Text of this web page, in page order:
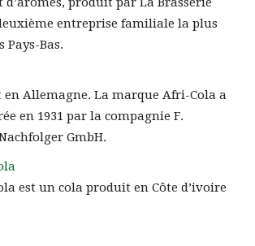
entreprise familiale la plus
Pays-Bas.
en Allemagne. La marque Afri-Cola a
en 1931 par la compagnie F.
GmbH.
est un cola produit en Côte d’ivoire